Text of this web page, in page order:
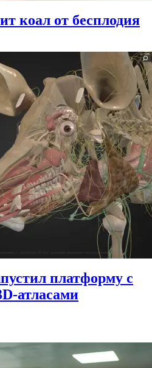
коал от бесплодия
платформу с
атласами